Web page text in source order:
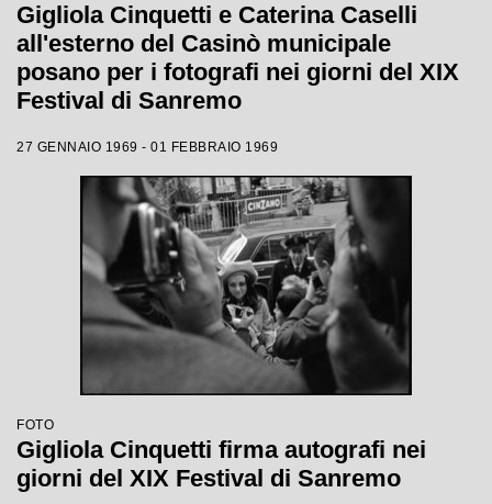
Gigliola Cinquetti e Caterina Caselli
all'esterno del Casinò municipale
posano per i fotografi nei giorni del XIX
Festival di Sanremo
27 GENNAIO 1969 - 01 FEBBRAIO 1969
FOTO
Gigliola Cinquetti firma autografi nei
giorni del XIX Festival di Sanremo